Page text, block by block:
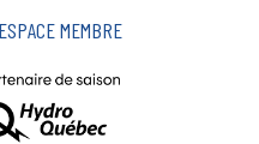
ESPACE MEMBRE